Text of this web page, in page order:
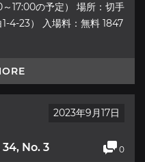
17:00の予定） 場所：切手
4-23） 入場料：無料 1847
2023年9月17日
34, No. 3 0